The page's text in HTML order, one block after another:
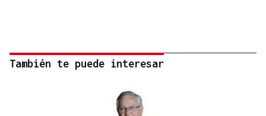
También te puede interesar